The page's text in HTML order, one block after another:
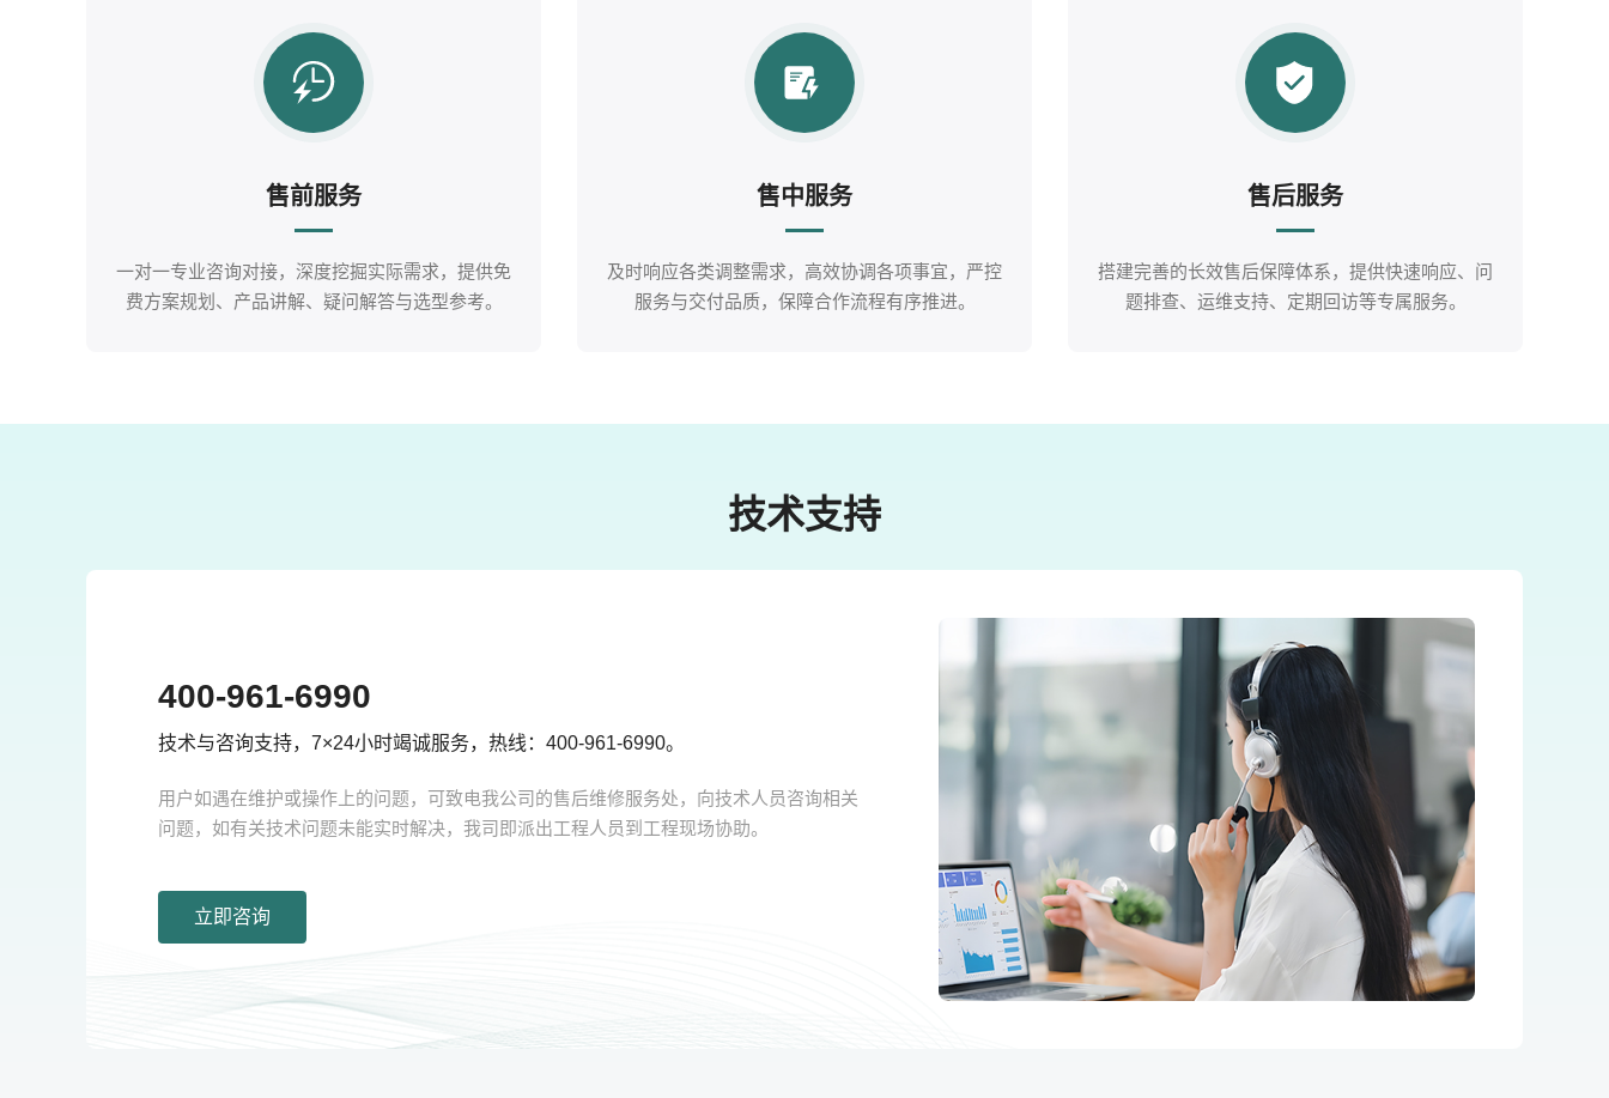
售前服务
一对一专业咨询对接，深度挖掘实际需求，提供免
费方案规划、产品讲解、疑问解答与选型参考。
售中服务
及时响应各类调整需求，高效协调各项事宜，严控
服务与交付品质，保障合作流程有序推进。
售后服务
搭建完善的长效售后保障体系，提供快速响应、问
题排查、运维支持、定期回访等专属服务。
技术支持
400-961-6990
技术与咨询支持，7×24小时竭诚服务，热线：400-961-6990。
用户如遇在维护或操作上的问题，可致电我公司的售后维修服务处，向技术人员咨询相关
问题，如有关技术问题未能实时解决，我司即派出工程人员到工程现场协助。
立即咨询